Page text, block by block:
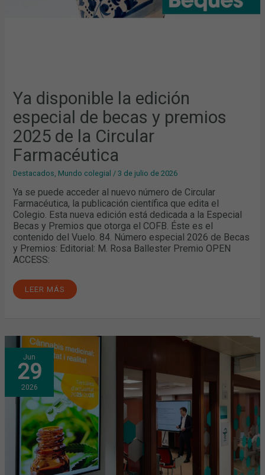
Ya disponible la edición
especial de becas y premios
2025 de la Circular
Farmacéutica
Destacados Mundo colegial /3 de julio de 2026
Ya se puede acceder al nuevo número de Circular
Farmacéutica, la publicación científica que edita el
Colegio. Esta nueva edición está dedicada a la Especial
Becas y Premios que otorga el COFB. Éste es el
contenido del Vuelo. 84. Número especial 2026 de Becas
y Premios: Editorial: M. Rosa Ballester Premio OPEN
ACCESS:
FARMACÉUTICA
LEER MÁS
Jun
29
2026
¿CUÁL
ES
LA
REALIDAD
ACTUAL
DEL
CANNABIS
MEDICINAL?
TEMA
CENTRAL
DE
UNA
NUEVA
TERTULIA
DE
ACTUALIDAD